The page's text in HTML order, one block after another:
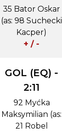
35 Bator Oskar
(as: 98 Suchecki
Kacper)
+ / -
GOL (EQ) -
2:11
92 Myćka
Maksymilian (as:
21 Robel